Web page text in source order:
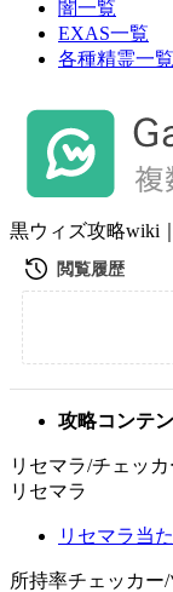
闇一覧
EXAS一覧
各種精霊一覧
黒ウィズ攻略wiki
攻略コンテ
リセマラ/チェッ
リセマラ
リセマラ当
所持率チェッカー